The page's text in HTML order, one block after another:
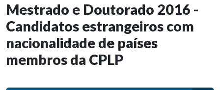
Mestrado e Doutorado 2016 -
Candidatos estrangeiros com
nacionalidade de países
membros da CPLP